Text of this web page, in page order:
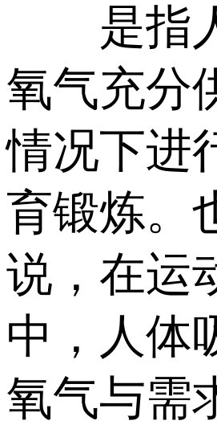
是指
氧气充分
情况下进
育锻炼。
说，在运
中，人体
氧气与需